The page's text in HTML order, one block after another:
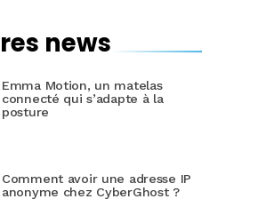
news
Emma Motion, un matelas
connecté qui s’adapte à la
posture
Comment avoir une adresse IP
anonyme chez CyberGhost ?